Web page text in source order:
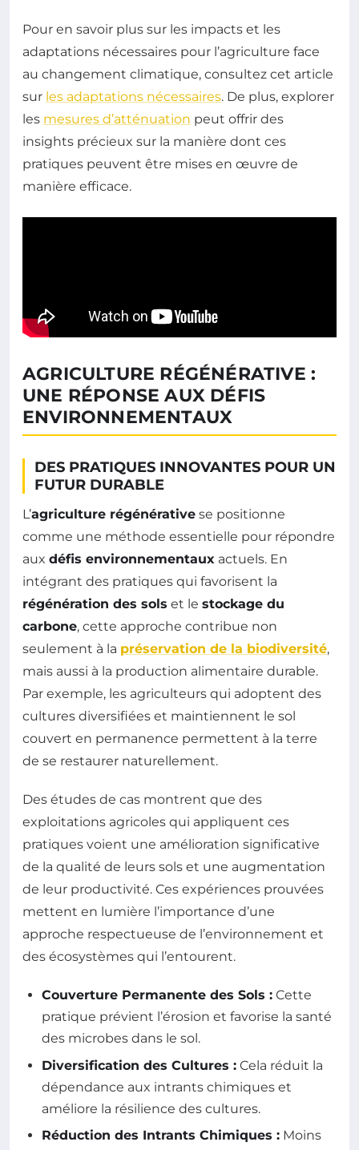
Pour en savoir plus sur les impacts et les
adaptations nécessaires pour l’agriculture face
au changement climatique, consultez cet article
sur les adaptations nécessaires. De plus, explorer
les mesures d’atténuation peut offrir des
insights précieux sur la manière dont ces
pratiques peuvent être mises en œuvre de
manière efficace.
AGRICULTURE RÉGÉNÉRATIVE :
UNE RÉPONSE AUX DÉFIS
ENVIRONNEMENTAUX
DES PRATIQUES INNOVANTES POUR UN
FUTUR DURABLE
L’agriculture régénérative se positionne
comme une méthode essentielle pour répondre
aux défis environnementaux actuels. En
intégrant des pratiques qui favorisent la
régénération des sols et le stockage du
carbone, cette approche contribue non
seulement à la préservation de la biodiversité,
mais aussi à la production alimentaire durable.
Par exemple, les agriculteurs qui adoptent des
cultures diversifiées et maintiennent le sol
couvert en permanence permettent à la terre
de se restaurer naturellement.
Des études de cas montrent que des
exploitations agricoles qui appliquent ces
pratiques voient une amélioration significative
de la qualité de leurs sols et une augmentation
de leur productivité. Ces expériences prouvées
mettent en lumière l’importance d’une
approche respectueuse de l’environnement et
des écosystèmes qui l’entourent.
Couverture Permanente des Sols : Cette
pratique prévient l’érosion et favorise la santé
des microbes dans le sol.
Diversification des Cultures : Cela réduit la
dépendance aux intrants chimiques et
améliore la résilience des cultures.
Réduction des Intrants Chimiques : Moins